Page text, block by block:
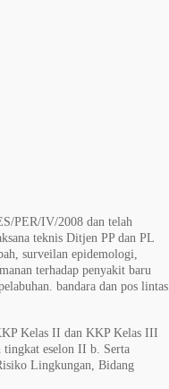
PER/IV/2008 dan telah
teknis Ditjen PP dan PL
surveilan epidemologi,
terhadap penyakit baru
bandara dan pos lintas
Kelas II dan KKP Kelas III
eselon II b. Serta
Lingkungan, Bidang